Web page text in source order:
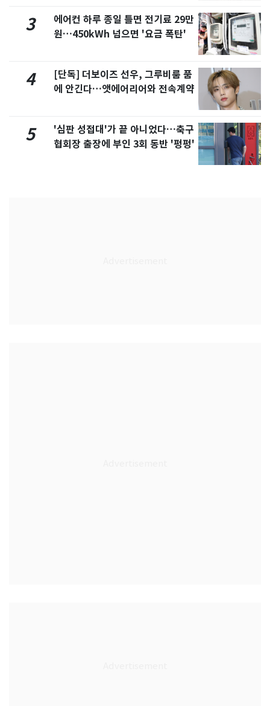
3
에어컨 하루 종일 틀면 전기료 29만
원…450kWh 넘으면 '요금 폭탄'
4
[단독] 더보이즈 선우, 그루비룸 품
에 안긴다…앳에어리어와 전속계약
5
'심판 성접대'가 끝 아니었다…축구
협회장 출장에 부인 3회 동반 '펑펑'